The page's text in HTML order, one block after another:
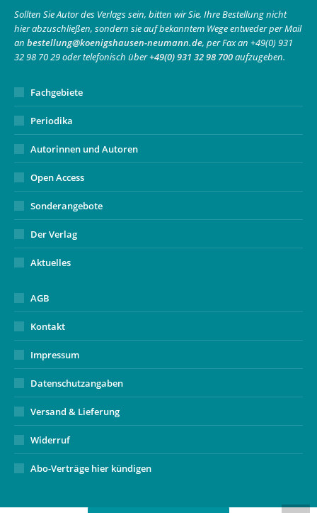
in
new
window
in
new
window
opens
in
new
window
Sollten Sie Autor des Verlags sein, bitten wir Sie, Ihre Bestellung nicht
hier abzuschließen, sondern sie auf bekanntem Wege entweder per Mail
an bestellung@koenigshausen-neumann.de, per Fax an +49(0) 931
32 98 70 29 oder telefonisch über+49(0) 931 32 98 700aufzugeben.
Fachgebiete
Periodika
Autorinnen und Autoren
Open Access
Sonderangebote
Der Verlag
Aktuelles
AGB
Kontakt
Impressum
Datenschutzangaben
Versand & Lieferung
Widerruf
Abo-Verträge hier kündigen